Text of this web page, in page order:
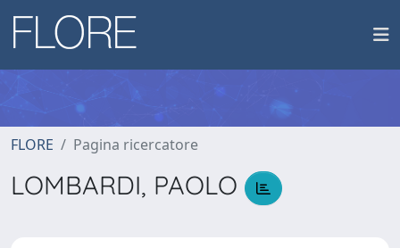
FLORE Pagina ricercatore
LOMBARDI, PAOLO